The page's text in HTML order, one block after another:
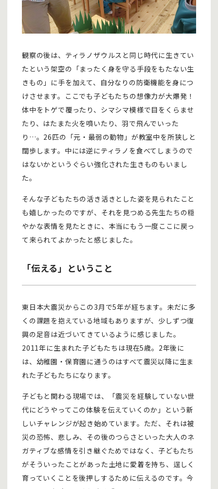
観察の後は、ティラノザウルスと同じ時代に生きてい
たという架空の「まったく身を守る手段をもたない生
きもの」に手を加えて、自分なりの防衛機能を身につ
けさせます。ここでも子どもたちの想像力が大爆発！
体中をトゲで覆ったり、シマシマ模様で目をくらませ
たり、はたまた火を噴いたり、羽で飛んでいった
り…。26匹の「元・最弱の動物」が教室中を所狭しと
闊歩します。中には逆にティラノを食べてしまうので
はないかというぐらい強化された生きものもいまし
た。
そんな子どもたちの活き活きとした姿を見られたこと
も嬉しかったのですが、それを見つめる先生たちの穏
やかな表情を見たときに、本当にもう一度ここに戻っ
て来られてよかったと感じました。
「伝える」ということ
東日本大震災からこの3月で5年が経ちます。未だに多
くの課題を抱えている地域もありますが、少しずつ復
興の足音は近づいてきているように感じました。
2011年に生まれた子どもたちは現在5歳。2年後に
は、幼稚園・保育園に通うのはすべて震災以降に生ま
れた子どもたちになります。
子どもと関わる現場では、「震災を経験していない世
代にどうやってこの体験を伝えていくのか」という新
しいチャレンジが起き始めています。ただ、それは被
災の恐怖、悲しみ、その後のつらさといった大人のネ
ガティブな感情を引き継ぐためではなく、子どもたち
がそういったことがあった土地に愛着を持ち、逞しく
育っていくことを後押しするために伝えるのです。今